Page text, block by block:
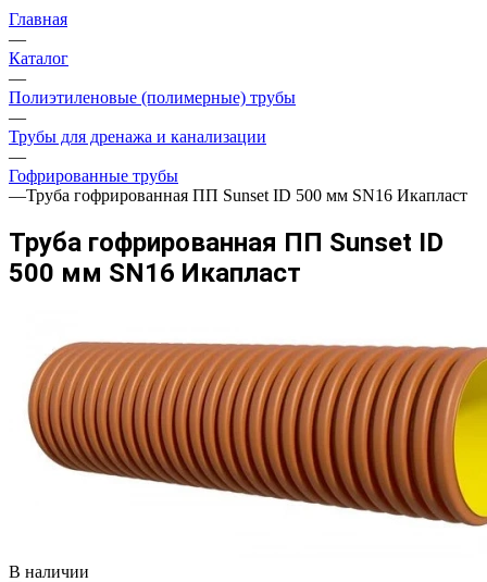
Главная
—
Каталог
—
Полиэтиленовые (полимерные) трубы
—
Трубы для дренажа и канализации
—
Гофрированные трубы
—Труба гофрированная ПП Sunset ID 500 мм SN16 Икапласт
Труба гофрированная ПП Sunset ID
500 мм SN16 Икапласт
В наличии